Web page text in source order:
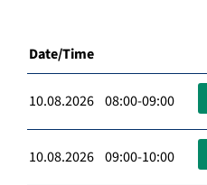
Date/Time
10.08.2026 08:00-09:00
10.08.2026 09:00-10:00